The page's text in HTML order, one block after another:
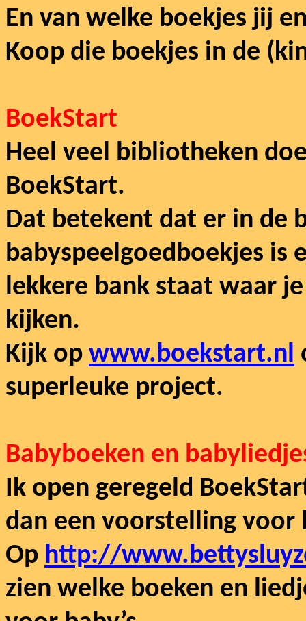
En van welke boekjes jij
Koop die boekjes in de
BoekStart
Heel veel bibliotheken
BoekStart.
Dat betekent dat er in de
babyspeelgoedboekjes is
lekkere bank staat waar
kijken.
Kijk op www.boekstart.nl
superleuke project.
Babyboeken en
Ik open geregeld
dan een voorstelling voor
Op http://
zien welke boeken en